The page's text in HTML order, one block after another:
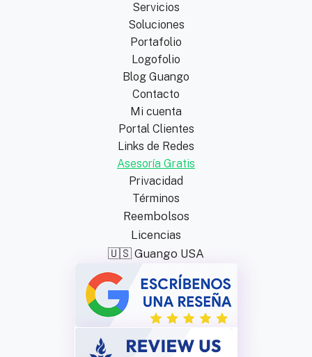
Servicios
Soluciones
Portafolio
Logofolio
Blog Guango
Contacto
Mi cuenta
Portal Clientes
Links de Redes
Asesoría Gratis
Privacidad
Términos
Reembolsos
Licencias
🇺🇸 Guango USA